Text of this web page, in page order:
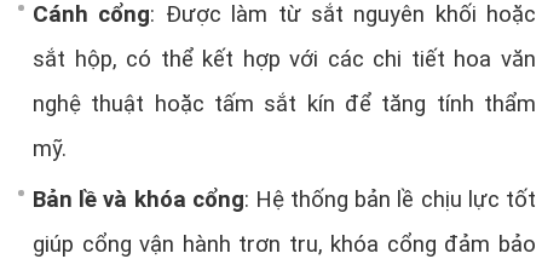
Cánh cổng: Được làm từ sắt nguyên khối hoặc
sắt hộp, có thể kết hợp với các chi tiết hoa văn
nghệ thuật hoặc tấm sắt kín để tăng tính thẩm
mỹ.
Bản lề và khóa cổng: Hệ thống bản lề chịu lực tốt
giúp cổng vận hành trơn tru, khóa cổng đảm bảo